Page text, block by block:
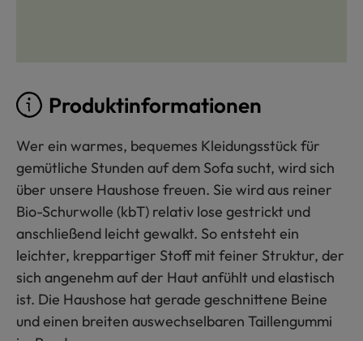
Produktinformationen
Wer ein warmes, bequemes Kleidungsstück für
gemütliche Stunden auf dem Sofa sucht, wird sich
über unsere Haushose freuen. Sie wird aus reiner
Bio-Schurwolle (kbT) relativ lose gestrickt und
anschließend leicht gewalkt. So entsteht ein
leichter, kreppartiger Stoff mit feiner Struktur, der
sich angenehm auf der Haut anfühlt und elastisch
ist. Die Haushose hat gerade geschnittene Beine
und einen breiten auswechselbaren Taillengummi